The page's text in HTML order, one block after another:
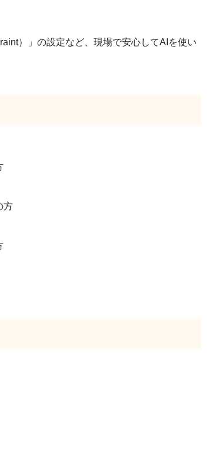
）」の設定など、現場で安心してAIを使い
方